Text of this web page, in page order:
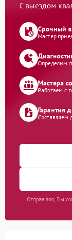
С выездом
Срочный
Мастер
Определим
Мастера
Работаем с
Гарантия
Составляем
Отправляя, Вы